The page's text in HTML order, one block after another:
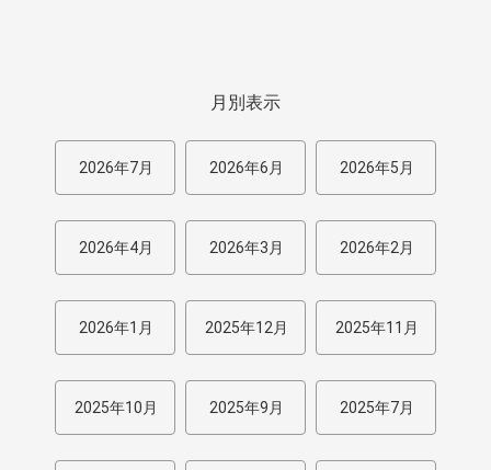
月別表示
2026年7月 2026年6月 2026年5月
2026年4月 2026年3月 2026年2月
2026年1月 2025年12月 2025年11月
2025年10月 2025年9月 2025年7月